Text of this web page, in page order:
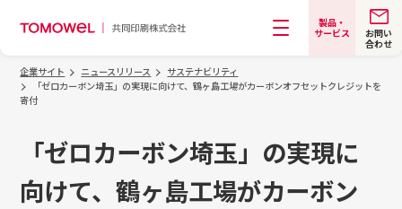
製品・
サービス
お問い
合わせ
企業サイト ニュースリリース
サステナビリティ
「ゼロカーボン埼玉」の実現に向けて、鶴ヶ島工場がカーボンオフセットクレジットを
寄付
「ゼロカーボン埼玉」の実現に
向けて、鶴ヶ島工場がカーボン